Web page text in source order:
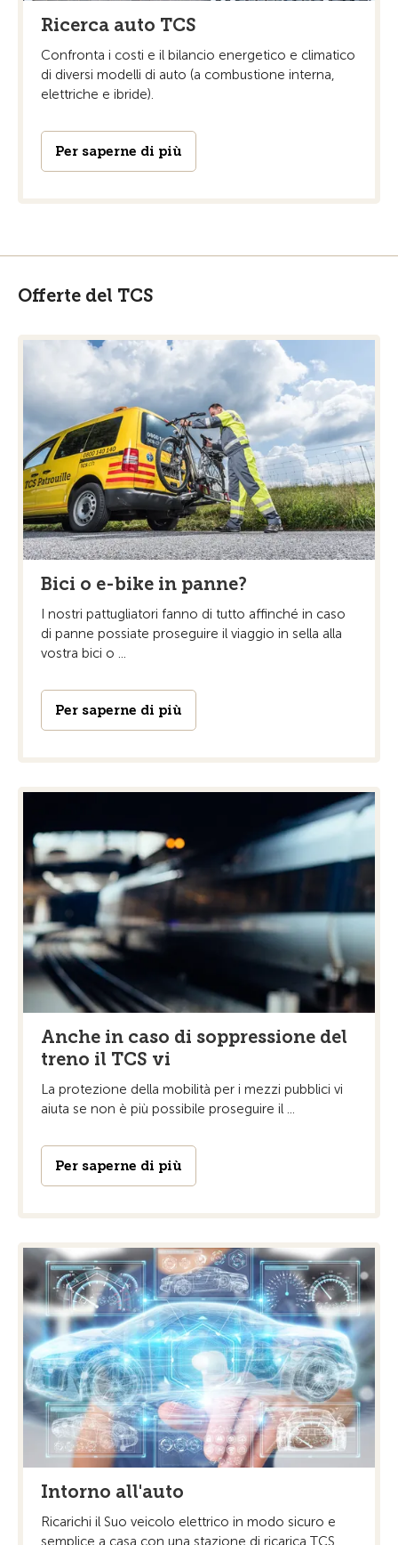
Ricerca auto TCS
Confronta i costi e il bilancio energetico e climatico
di diversi modelli di auto (a combustione interna,
elettriche e ibride).
Per saperne di più
Offerte del TCS
Bici o e-bike in panne?
I nostri pattugliatori fanno di tutto affinché in caso
di panne possiate proseguire il viaggio in sella alla
vostra bici o ...
Per saperne di più
Anche in caso di soppressione del
treno il TCS vi
La protezione della mobilità per i mezzi pubblici vi
aiuta se non è più possibile proseguire il ...
Per saperne di più
Intorno all'auto
Ricarichi il Suo veicolo elettrico in modo sicuro e
semplice a casa con una stazione di ricarica TCS.